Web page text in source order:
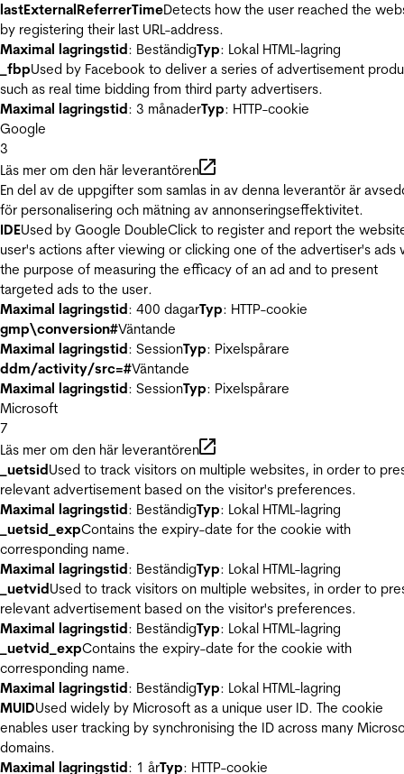
lastExternalReferrerTimeDetects how the user reached the
by registering their last URL-address.
Maximal lagringstid: BeständigTyp: Lokal HTML-lagring
_fbpUsed by Facebook to deliver a series of advertisement
such as real time bidding from third party advertisers.
Maximal lagringstid: 3 månaderTyp: HTTP-cookie
Google
3
Läs mer om den här leverantören
En del av de uppgifter som samlas in av denna leverantör är
för personalisering och mätning av annonseringseffektivitet.
IDEUsed by Google DoubleClick to register and report the
user's actions after viewing or clicking one of the advertiser's ads
the purpose of measuring the efficacy of an ad and to present
targeted ads to the user.
Maximal lagringstid: 400 dagarTyp: HTTP-cookie
gmp\conversion#Väntande
Maximal lagringstid: SessionTyp: Pixelspårare
ddm/activity/src=#Väntande
Maximal lagringstid: SessionTyp: Pixelspårare
Microsoft
7
Läs mer om den här leverantören
_uetsidUsed to track visitors on multiple websites, in order to
relevant advertisement based on the visitor's preferences.
Maximal lagringstid: BeständigTyp: Lokal HTML-lagring
_uetsid_expContains the expiry-date for the cookie with
corresponding name.
Maximal lagringstid: BeständigTyp: Lokal HTML-lagring
_uetvidUsed to track visitors on multiple websites, in order to
relevant advertisement based on the visitor's preferences.
Maximal lagringstid: BeständigTyp: Lokal HTML-lagring
_uetvid_expContains the expiry-date for the cookie with
corresponding name.
Maximal lagringstid: BeständigTyp: Lokal HTML-lagring
MUIDUsed widely by Microsoft as a unique user ID. The cookie
enables user tracking by synchronising the ID across many
domains.
Maximal lagringstid: 1 årTyp: HTTP-cookie